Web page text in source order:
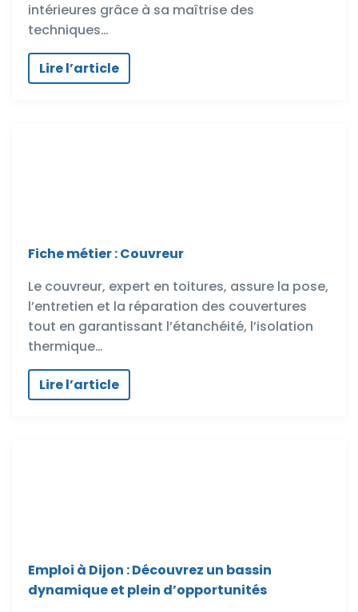
intérieures grâce à sa maîtrise des
techniques…
Lire l’article
Fiche métier : Couvreur
Le couvreur, expert en toitures, assure la pose,
l’entretien et la réparation des couvertures
tout en garantissant l’étanchéité, l’isolation
thermique…
Lire l’article
Emploi à Dijon : Découvrez un bassin
dynamique et plein d’opportunités